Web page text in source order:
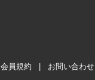
会員規約 お問い合わせ